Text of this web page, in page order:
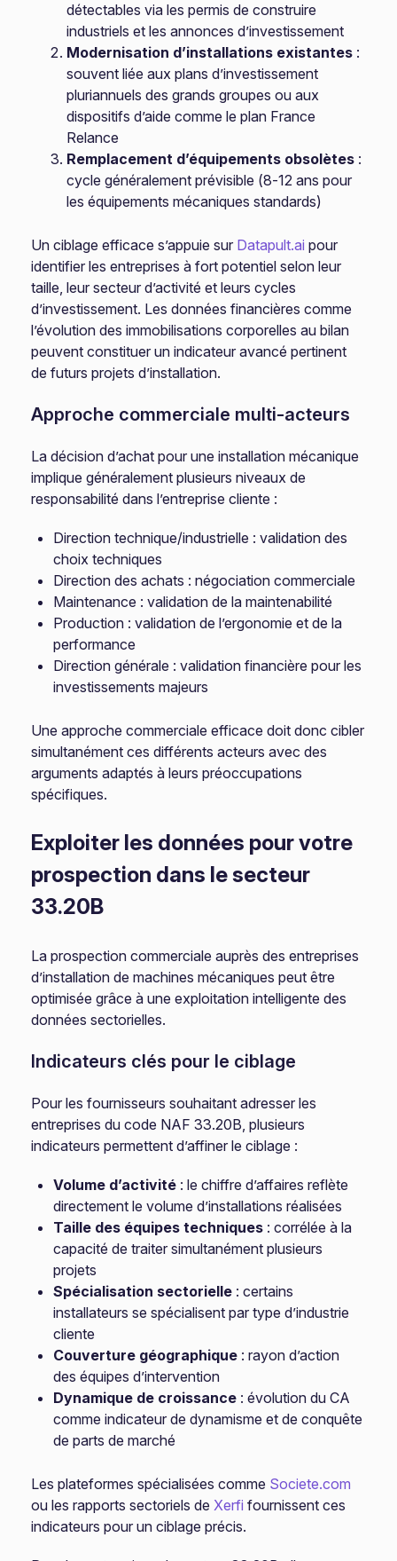
détectables via les permis de construire
industriels et les annonces d’investissement
Modernisation d’installations existantes :
souvent liée aux plans d’investissement
pluriannuels des grands groupes ou aux
dispositifs d’aide comme le plan France
Relance
Remplacement d’équipements obsolètes :
cycle généralement prévisible (8-12 ans pour
les équipements mécaniques standards)
Un ciblage efficace s’appuie sur Datapult.ai pour
identifier les entreprises à fort potentiel selon leur
taille, leur secteur d’activité et leurs cycles
d’investissement. Les données financières comme
l’évolution des immobilisations corporelles au bilan
peuvent constituer un indicateur avancé pertinent
de futurs projets d’installation.
Approche commerciale multi-acteurs
La décision d’achat pour une installation mécanique
implique généralement plusieurs niveaux de
responsabilité dans l’entreprise cliente :
Direction technique/industrielle : validation des
choix techniques
Direction des achats : négociation commerciale
Maintenance : validation de la maintenabilité
Production : validation de l’ergonomie et de la
performance
Direction générale : validation financière pour les
investissements majeurs
Une approche commerciale efficace doit donc cibler
simultanément ces différents acteurs avec des
arguments adaptés à leurs préoccupations
spécifiques.
Exploiter les données pour votre
prospection dans le secteur
33.20B
La prospection commerciale auprès des entreprises
d’installation de machines mécaniques peut être
optimisée grâce à une exploitation intelligente des
données sectorielles.
Indicateurs clés pour le ciblage
Pour les fournisseurs souhaitant adresser les
entreprises du code NAF 33.20B, plusieurs
indicateurs permettent d’affiner le ciblage :
Volume d’activité : le chiffre d’affaires reflète
directement le volume d’installations réalisées
Taille des équipes techniques : corrélée à la
capacité de traiter simultanément plusieurs
projets
Spécialisation sectorielle : certains
installateurs se spécialisent par type d’industrie
cliente
Couverture géographique : rayon d’action
des équipes d’intervention
Dynamique de croissance : évolution du CA
comme indicateur de dynamisme et de conquête
de parts de marché
Les plateformes spécialisées comme Societe.com
ou les rapports sectoriels deXerfi fournissent ces
indicateurs pour un ciblage précis.